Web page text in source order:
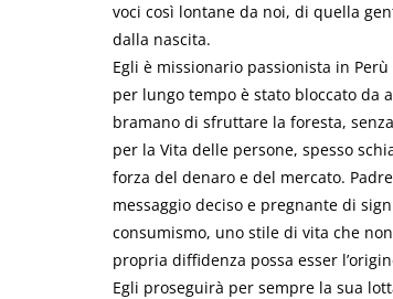
voci così lontane da noi, di quella
dalla nascita.
Egli è missionario passionista in
per lungo tempo è stato bloccato
bramano di sfruttare la foresta,
per la Vita delle persone, spesso
forza del denaro e del mercato.
messaggio deciso e pregnante di
consumismo, uno stile di vita che
propria diffidenza possa esser
Egli proseguirà per sempre la sua